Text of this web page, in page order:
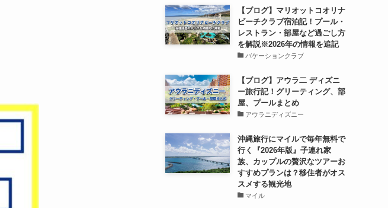
【ブログ】マリオットコオリナ
ビーチクラブ宿泊記！プール・
レストラン・部屋など過ごし方
を解説※2026年の情報を追記
バケーションクラブ
【ブログ】アウラ二 ディズニ
ー旅行記！グリーティング、部
屋、プールまとめ
アウラニディズニー
沖縄旅行にマイルで毎年無料で
行く『2026年版』子連れ家
族、カップルの贅沢なツアーお
すすめプランは？移住者がオス
スメする観光地
マイル